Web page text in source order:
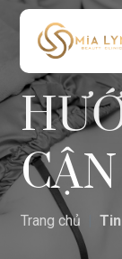
Trang chủ